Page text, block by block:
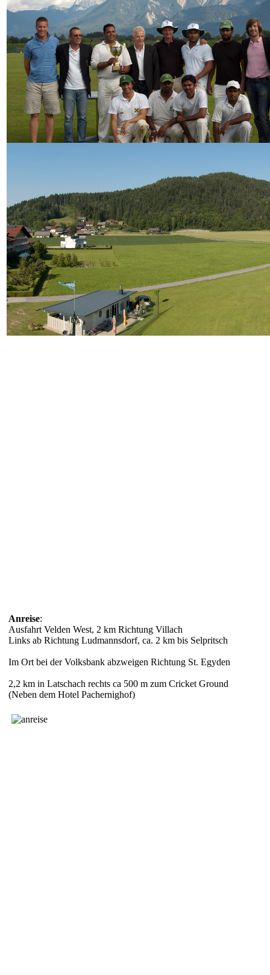
Anreise:
Ausfahrt Velden West, 2 km Richtung Villach
Links ab Richtung Ludmannsdorf, ca. 2 km bis Selpritsch
Im Ort bei der Volksbank abzweigen Richtung St. Egyden
2,2 km in Latschach rechts ca 500 m zum Cricket Ground
(Neben dem Hotel Pachernighof)